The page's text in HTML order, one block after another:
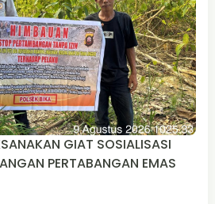
GIAT SOSIALISASI
PERTABANGAN EMAS